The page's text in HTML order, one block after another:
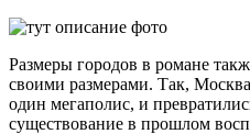
Размеры городов в романе
своими размерами. Так,
один мегаполис, и
существование в прошлом